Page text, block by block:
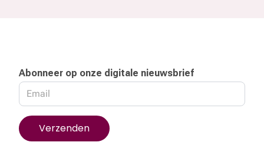
Abonneer op onze digitale nieuwsbrief